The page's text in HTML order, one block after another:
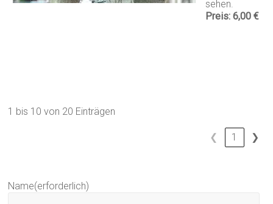
sehen.
Preis: 6,00 €
1 bis 10 von 20 Einträgen
❮ 1 ❯
Name(erforderlich)